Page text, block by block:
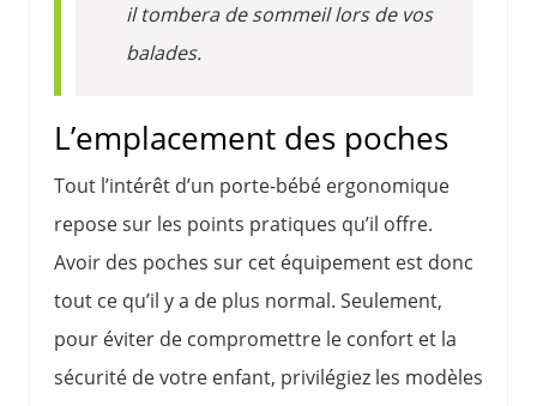
il tombera de sommeil lors de vos
balades.
L’emplacement des poches
Tout l’intérêt d’un porte-bébé ergonomique
repose sur les points pratiques qu’il offre.
Avoir des poches sur cet équipement est donc
tout ce qu’il y a de plus normal. Seulement,
pour éviter de compromettre le confort et la
sécurité de votre enfant, privilégiez les modèles